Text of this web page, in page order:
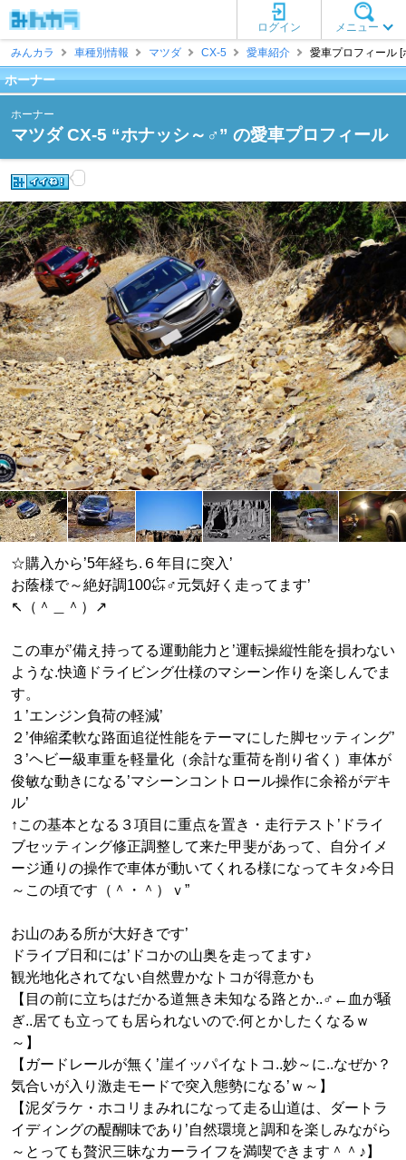
メニュー
ログイン
みんカラ
車種別情報 マツダ CX-5 愛車紹介 愛車プロフィール [
ホーナー
ホーナー
マツダ CX-5 “ホナッシ～♂” の愛車プロフィール
☆購入から’5年経ち.６年目に突入’
お蔭様で～絶好調100㌫♂元気好く走ってます’
↖（＾＿＾）↗
この車が’備え持ってる運動能力と’運転操縦性能を損わない
ような.快適ドライビング仕様のマシーン作りを楽しんでま
す。
１’エンジン負荷の軽減’
２’伸縮柔軟な路面追従性能をテーマにした脚セッティング’
３’ヘビー級車重を軽量化（余計な重荷を削り省く）車体が
俊敏な動きになる’マシーンコントロール操作に余裕がデキ
ル’
↑この基本となる３項目に重点を置き・走行テスト’ドライ
ブセッティング修正調整して来た甲斐があって、自分イメ
ージ通りの操作で車体が動いてくれる様になってキタ♪今日
～この頃です（＾・＾）ｖ”
お山のある所が大好きです’
ドライブ日和には’ドコかの山奥を走ってます♪
観光地化されてない自然豊かなトコが得意かも
【目の前に立ちはだかる道無き未知なる路とか..♂←血が騒
ぎ..居ても立っても居られないので.何とかしたくなるｗ
～】
【ガードレールが無く’崖イッパイなトコ..妙～に..なぜか？
気合いが入り激走モードで突入態勢になる’ｗ～】
【泥ダラケ・ホコリまみれになって走る山道は、ダートラ
イディングの醍醐味であり’自然環境と調和を楽しみながら
～とっても贅沢三昧なカーライフを満喫できます＾＾♪】